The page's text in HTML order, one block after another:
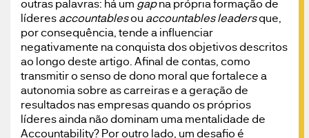
outras palavras: há um gapna própria formação de
líderesaccountablesou accountables leadersque,
por consequência, tende a influenciar
negativamente na conquista dos objetivos descritos
ao longo deste artigo. Afinal de contas, como
transmitir o senso de dono moral que fortalece a
autonomia sobre as carreiras e a geração de
resultados nas empresas quando os próprios
líderes ainda não dominam uma mentalidade de
Accountability? Por outro lado, um desafio é